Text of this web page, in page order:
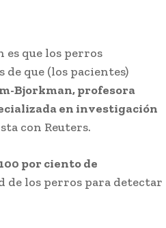
es que los perros
de que (los pacientes)
Bjorkman, profesora
en investigación
con Reuters.
por ciento de
de los perros para detectar